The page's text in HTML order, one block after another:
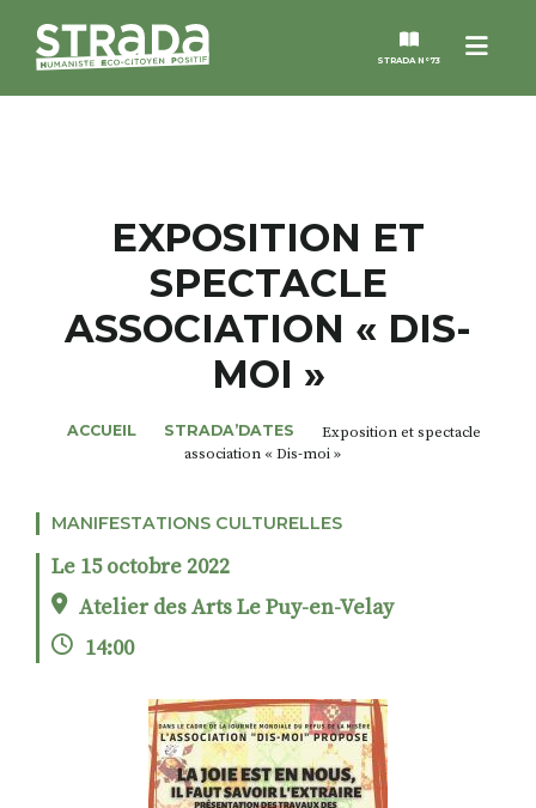
Menu
STRADA N°73
MAGAZINES
NOS THÈMES
ALTER STRADA
FACEBOOKINSTAGRAM
LINKEDINYOUTUBE
EXPOSITION ET
SPECTACLE
ASSOCIATION « DIS-
MOI »
ACCUEIL STRADA’DATES
Exposition et spectacle
association « Dis-moi »
MANIFESTATIONS CULTURELLES
Le 15 octobre 2022
Atelier des Arts Le Puy-en-Velay
14:00